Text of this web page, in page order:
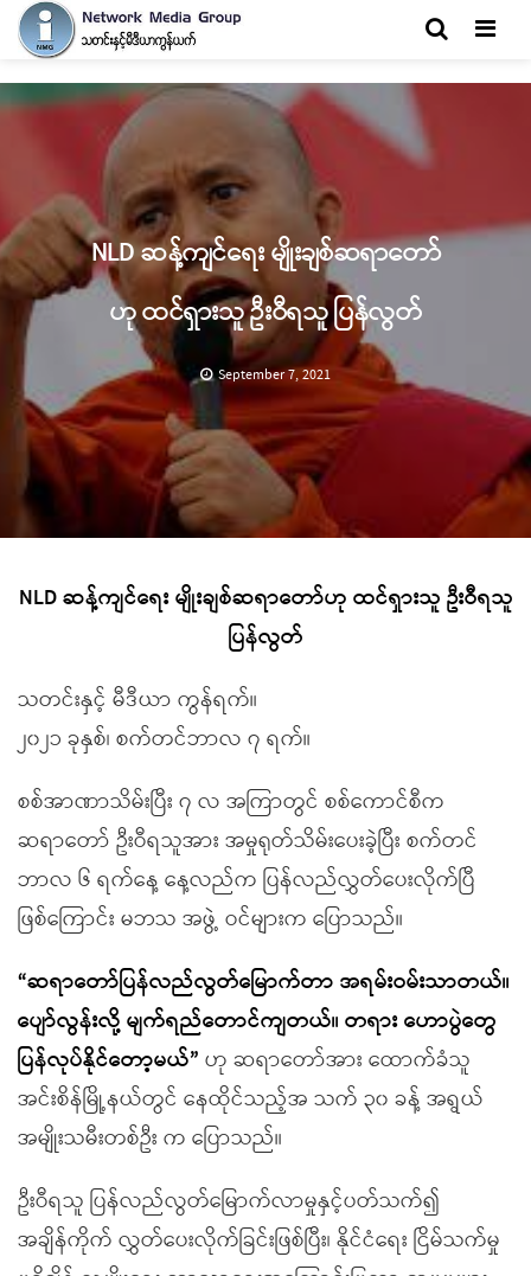
NLD ဆန့်ကျင်ရေး မျိုးချစ်ဆရာတော်
ဟု ထင်ရှားသူ ဦးဝီရသူ ပြန်လွတ်
September 7, 2021
NLD ဆန့်ကျင်ရေး မျိုးချစ်ဆရာတော်ဟု ထင်ရှားသူ ဦးဝီရသူ
ပြန်လွတ်
သတင်းနှင့် မီဒီယာ ကွန်ရက်။
၂၀၂၁ ခုနှစ်၊ စက်တင်ဘာလ ၇ ရက်။
စစ်အာဏာသိမ်းပြီး ၇ လ အကြာတွင် စစ်ကောင်စီက
ဆရာတော် ဦးဝီရသူအား အမှုရုတ်သိမ်းပေးခဲ့ပြီး စက်တင်
ဘာလ ၆ ရက်နေ့ နေ့လည်က ပြန်လည်လွှတ်ပေးလိုက်ပြီ
ဖြစ်ကြောင်း မဘသ အဖွဲ့ ဝင်များက ပြောသည်။
“ဆရာတော်ပြန်လည်လွတ်မြောက်တာ အရမ်းဝမ်းသာတယ်။
ပျော်လွန်းလို့ မျက်ရည်တောင်ကျတယ်။ တရား ဟောပွဲတွေ
ပြန်လုပ်နိုင်တော့မယ်” ဟု ဆရာတော်အား ထောက်ခံသူ
အင်းစိန်မြို့နယ်တွင် နေထိုင်သည့်အ သက် ၃၀ ခန့် အရွယ်
အမျိုးသမီးတစ်ဦး က ပြောသည်။
ဦးဝီရသူ ပြန်လည်လွတ်မြောက်လာမှုနှင့်ပတ်သက်၍
အချိန်ကိုက် လွှတ်ပေးလိုက်ခြင်းဖြစ်ပြီး၊ နိုင်ငံရေး ငြိမ်သက်မှု